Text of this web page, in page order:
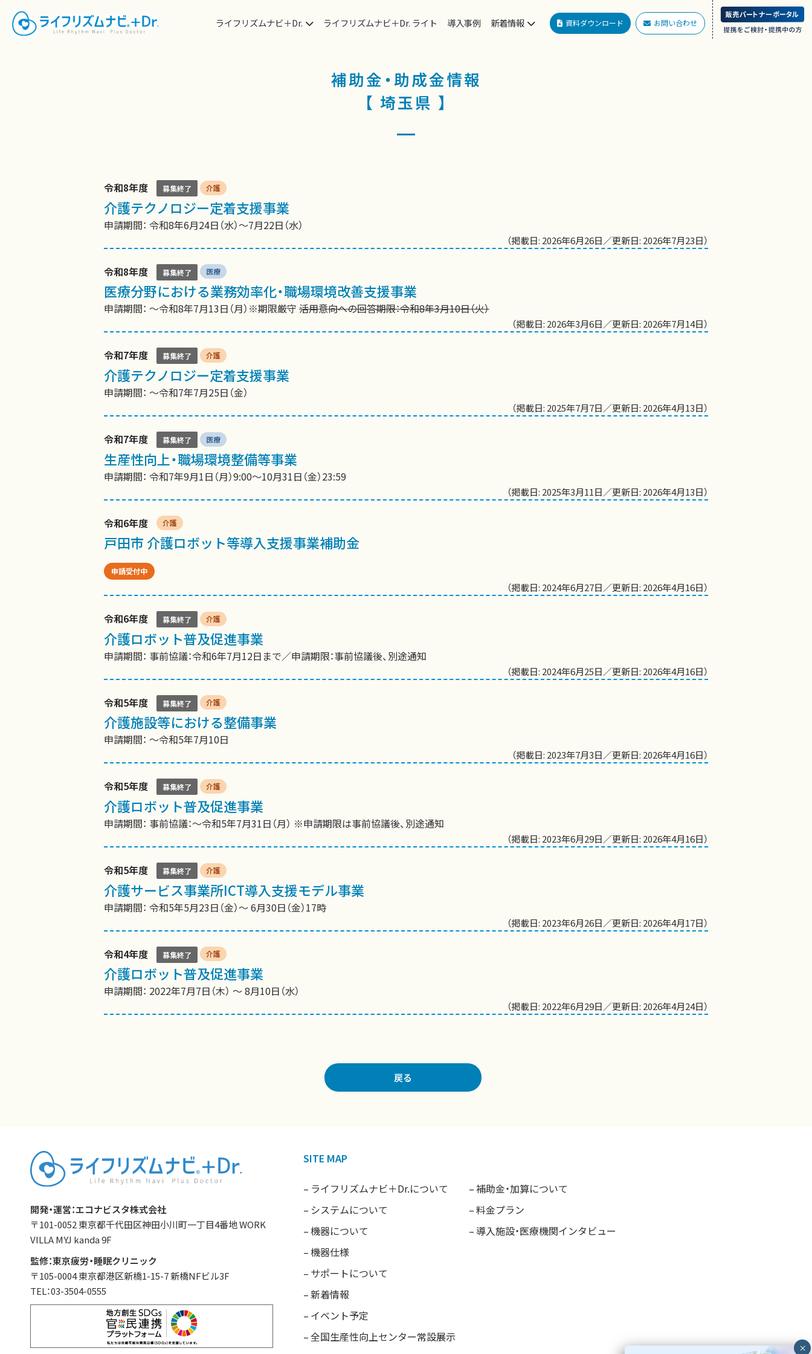
ライフリズムナビ＋Dr. ライフリズムナビ＋Dr. ライト 導入事例 新着情報 資料ダウンロード お問い合わせ
補助金・助成金情報
【 埼玉県 】
令和8年度 募集終了 介護
介護テクノロジー定着支援事業
申請期間： 令和8年6月24日（水）〜7月22日（水）
（掲載日: 2026年6月26日／更新日: 2026年7月23日）
令和8年度 募集終了 医療
医療分野における業務効率化・職場環境改善支援事業
申請期間： 〜令和8年7月13日（月）※期限厳守 活用意向への回答期限：令和8年3月10日（火）
（掲載日: 2026年3月6日／更新日: 2026年7月14日）
令和7年度 募集終了 介護
介護テクノロジー定着支援事業
申請期間： 〜令和7年7月25日（金）
（掲載日: 2025年7月7日／更新日: 2026年4月13日）
令和7年度 募集終了 医療
生産性向上・職場環境整備等事業
申請期間： 令和7年9月1日（月）9:00～10月31日（金）23:59
（掲載日: 2025年3月11日／更新日: 2026年4月13日）
令和6年度 介護
戸田市 介護ロボット等導入支援事業補助金
申請受付中
（掲載日: 2024年6月27日／更新日: 2026年4月16日）
令和6年度 募集終了 介護
介護ロボット普及促進事業
申請期間： 事前協議：令和6年7月12日まで／申請期限：事前協議後、別途通知
（掲載日: 2024年6月25日／更新日: 2026年4月16日）
令和5年度 募集終了 介護
介護施設等における整備事業
申請期間： 〜令和5年7月10日
（掲載日: 2023年7月3日／更新日: 2026年4月16日）
令和5年度 募集終了 介護
介護ロボット普及促進事業
申請期間： 事前協議：〜令和5年7月31日（月） ※申請期限は事前協議後、別途通知
（掲載日: 2023年6月29日／更新日: 2026年4月16日）
令和5年度 募集終了 介護
介護サービス事業所ICT導入支援モデル事業
申請期間： 令和5年5月23日（金）〜 6月30日（金）17時
（掲載日: 2023年6月26日／更新日: 2026年4月17日）
令和4年度 募集終了 介護
介護ロボット普及促進事業
申請期間： 2022年7月7日（木） 〜 8月10日（水）
（掲載日: 2022年6月29日／更新日: 2026年4月24日）
戻る
開発・運営：エコナビスタ株式会社
〒101-0052 東京都千代田区神田小川町一丁目4番地 WORK
VILLA MYJ kanda 9F
監修：東京疲労・睡眠クリニック
〒105-0004 東京都港区新橋1-15-7 新橋NFビル3F
TEL：03-3504-0555
SITE MAP
ライフリズムナビ＋Dr.について
システムについて
機器について
機器仕様
サポートについて
補助金・加算について
料金プラン
導入施設・医療機関インタビュー
新着情報
イベント予定
全国生産性向上センター常設展示